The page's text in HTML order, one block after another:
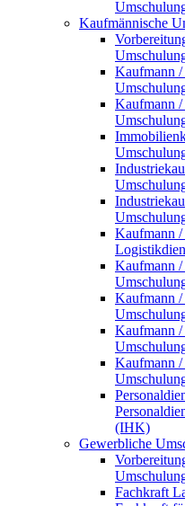
Kaufmännische
Kaufmann
Kaufmann
Kaufmann
Kaufmann
Kaufmann
Kaufmann /
Kaufmann /
(IHK)
Gewerbliche
Fachkraft